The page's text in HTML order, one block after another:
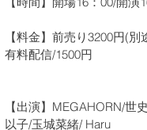
【料金】前売り3200円﻿(別
有料配信/1500円
【出演】MEGAHORN/
以子/玉城菜緒/ Haru